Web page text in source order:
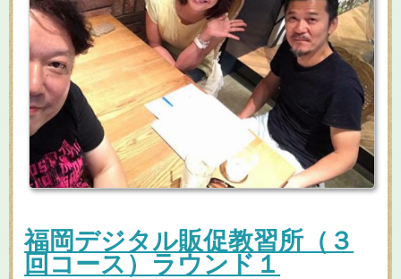
福岡デジタル販促教習所（３
回コース）ラウンド１